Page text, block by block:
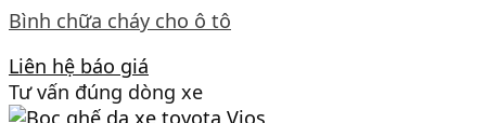
Bình chữa cháy cho ô tô
Liên hệ báo giá
Tư vấn đúng dòng xe